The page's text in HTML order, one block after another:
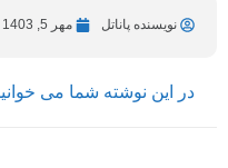
نویسنده پاناتل مهر 5, 1403
در این نوشته شما می